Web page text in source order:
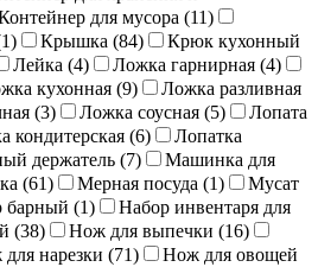
для мусора (11)
1) Крышка (84)
Крюк кухонный
Лейка (4) Ложка гарнирная (4)
кухонная (9)
Ложка разливная
(3) Ложка соусная (5)
Лопата
кондитерская (6)
Лопатка
держатель (7)
Машинка для
(61) Мерная посуда (1)
Мусат
барный (1)
Набор инвентаря для
(38) Нож для выпечки (16)
нарезки (71)
Нож для овощей